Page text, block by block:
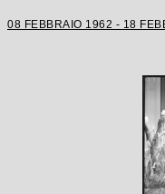
08 FEBBRAIO 1962 - 18